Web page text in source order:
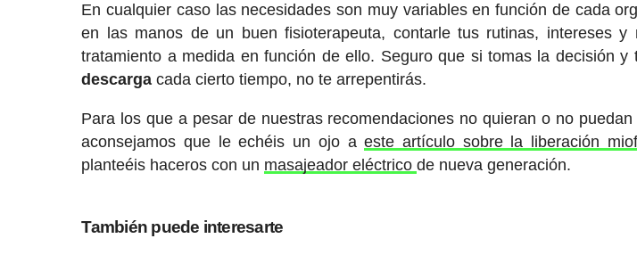
En cualquier caso las necesidades son muy variables en función de cada
en las manos de un buen fisioterapeuta, contarle tus rutinas, intereses y
tratamiento a medida en función de ello. Seguro que si tomas la decisión y
descarga cada cierto tiempo, no te arrepentirás.
Para los que a pesar de nuestras recomendaciones no quieran o no
aconsejamos que le echéis un ojo aeste artículo sobre la liberación
planteéis haceros con un masajeador eléctricode nueva generación.
También puede interesarte